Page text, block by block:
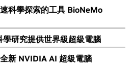
科學探索的工具 BioNeMo
研究提供世界級超級電腦
新 NVIDIA AI 超級電腦